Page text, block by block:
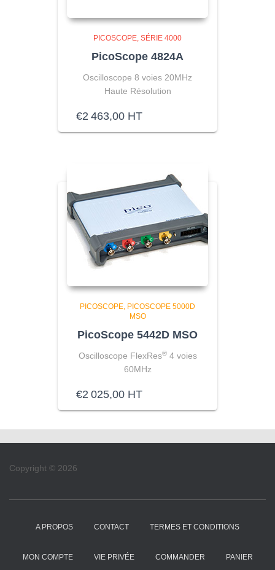
PICOSCOPE SÉRIE 4000
PicoScope 4824A
Oscilloscope 8 voies 20MHz
Haute Résolution
€2 463,00 HT
PICOSCOPE PICOSCOPE 5000D
MSO
PicoScope 5442D MSO
Oscilloscope FlexRes®4 voies
60MHz
€2 025,00 HT
Copyright © 2026
A PROPOS CONTACT TERMES ET CONDITIONS
MON COMPTE VIE PRIVÉE COMMANDER PANIER